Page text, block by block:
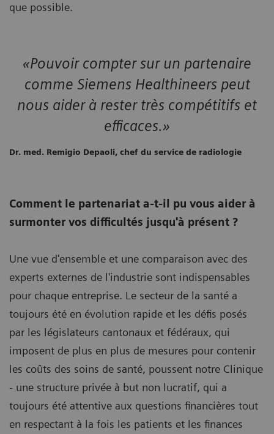
que possible.
«Pouvoir compter sur un partenaire
comme Siemens Healthineers peut
nous aider à rester très compétitifs et
efficaces.»
Dr. med. Remigio Depaoli, chef du service de radiologie
Comment le partenariat a-t-il pu vous aider à
surmonter vos difficultés jusqu'à présent ?
Une vue d'ensemble et une comparaison avec des
experts externes de l'industrie sont indispensables
pour chaque entreprise. Le secteur de la santé a
toujours été en évolution rapide et les défis posés
par les législateurs cantonaux et fédéraux, qui
imposent de plus en plus de mesures pour contenir
les coûts des soins de santé, poussent notre Clinique
- une structure privée à but non lucratif, qui a
toujours été attentive aux questions financières tout
en respectant à la fois les patients et les finances